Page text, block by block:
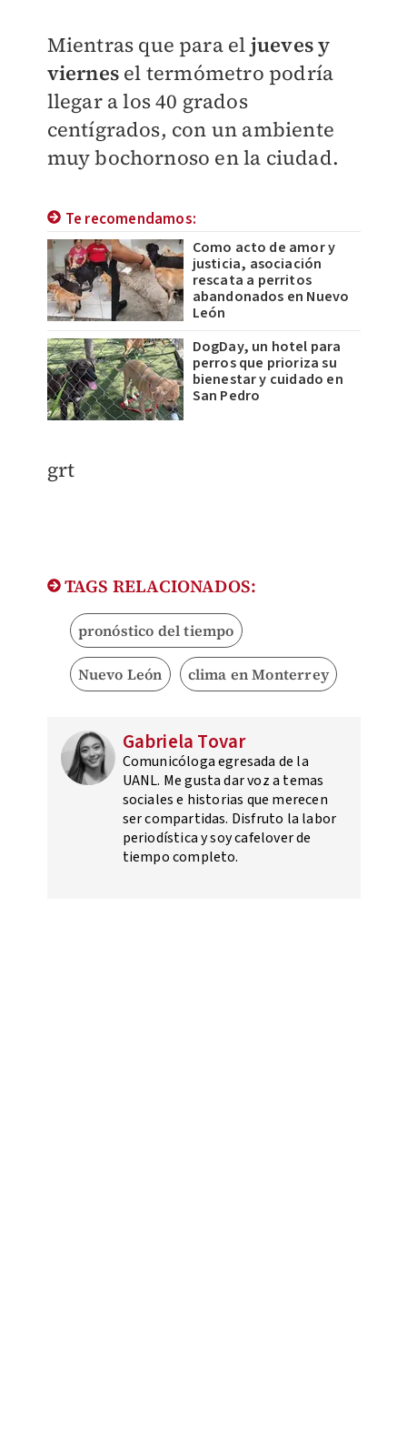
Mientras que para el jueves y
viernesel termómetro podría
llegar a los 40 grados
centígrados, con un ambiente
muy bochornoso en la ciudad.
Te recomendamos:
Como acto de amor y
justicia, asociación
rescata a perritos
abandonados en Nuevo
León
DogDay, un hotel para
perros que prioriza su
bienestar y cuidado en
San Pedro
grt
TAGS RELACIONADOS:
pronóstico del tiempo
Nuevo León clima en Monterrey
Gabriela Tovar
Comunicóloga egresada de la
UANL. Me gusta dar voz a temas
sociales e historias que merecen
ser compartidas. Disfruto la labor
periodística y soy cafelover de
tiempo completo.